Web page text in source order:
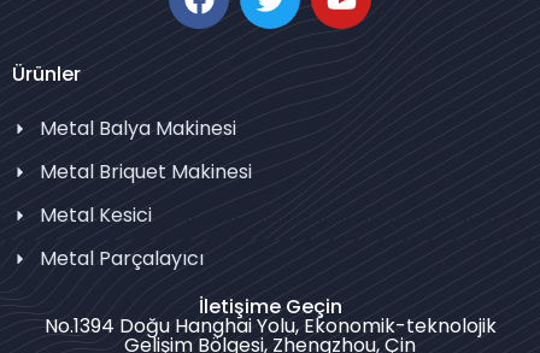
Ürünler
Metal Balya Makinesi
Metal Briquet Makinesi
Metal Kesici
Metal Parçalayıcı
İletişime Geçin
No.1394 Doğu Hanghai Yolu, Ekonomik-teknolojik
Gelişim Bölgesi, Zhengzhou, Çin
Arabic
German